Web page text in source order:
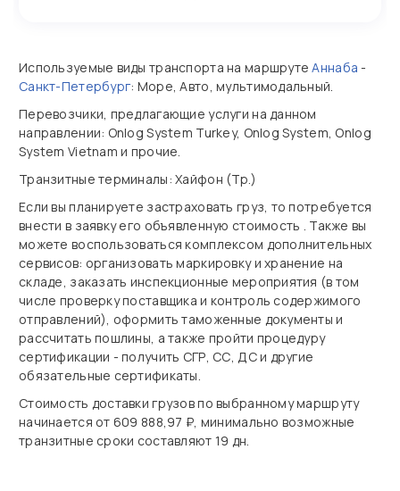
Используемые виды транспорта на маршрутеАннаба -
Санкт-Петербург: Море, Авто, мультимодальный.
Перевозчики, предлагающие услуги на данном
направлении: Onlog System Turkey, Onlog System, Onlog
System Vietnam и прочие.
Транзитные терминалы: Хайфон (Тр.)
Если вы планируете застраховать груз, то потребуется
внести в заявку его объявленную стоимость . Также вы
можете воспользоваться комплексом дополнительных
сервисов: организовать маркировку и хранение на
складе, заказать инспекционные мероприятия (в том
числе проверку поставщика и контроль содержимого
отправлений), оформить таможенные документы и
рассчитать пошлины, а также пройти процедуру
сертификации - получить СГР, СС, ДС и другие
обязательные сертификаты.
Стоимость доставки грузов по выбранному маршруту
начинается от 609 888,97 ₽, минимально возможные
транзитные сроки составляют 19 дн.